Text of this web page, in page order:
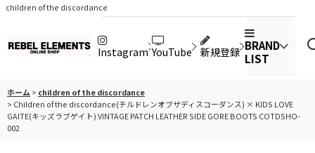
children of the discordance
Instagram YouTube 新規登録 BRAND
LIST
ホーム > children of the discordance
> Children of the discordance(チルドレンオブザディスコーダンス) × KIDS LOVE
GAITE(キッズラブゲイト) VINTAGE PATCH LEATHER SIDE GORE BOOTS COTDSHO-
002